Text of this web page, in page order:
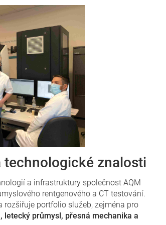
znalosti
a infrastruktury společnost AQM
rentgenového a CT testování.
rozšiřuje portfolio služeb, zejména pro
letecký průmysl, přesná mechanika a